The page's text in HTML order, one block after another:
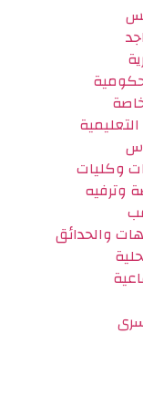
وكليات
وترفيه
والحدائق